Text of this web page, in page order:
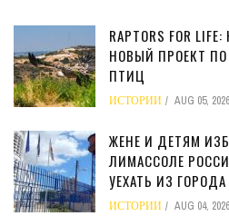
RAPTORS FOR
НОВЫЙ ПРОЕКТ
ПТИЦ
ИСТОРИИ AUG 05, 2026
ЖЕНЕ И ДЕТЯМ
ЛИМАССОЛЕ
УЕХАТЬ ИЗ ГОРОДА
ИСТОРИИ AUG 04, 2026